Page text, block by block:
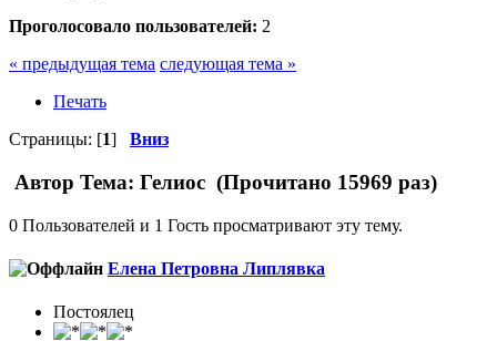
Проголосовало пользователей: 2
« предыдущая тема следующая тема »
Печать
Страницы: [1] Вниз
Автор Тема: Гелиос (Прочитано 15969 раз)
0 Пользователей и 1 Гость просматривают эту тему.
Елена Петровна Липлявка
Постоялец